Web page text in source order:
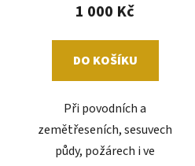
1 000 Kč
DO KOŠÍKU
Při povodních a
zemětřeseních, sesuvech
půdy, požárech i ve